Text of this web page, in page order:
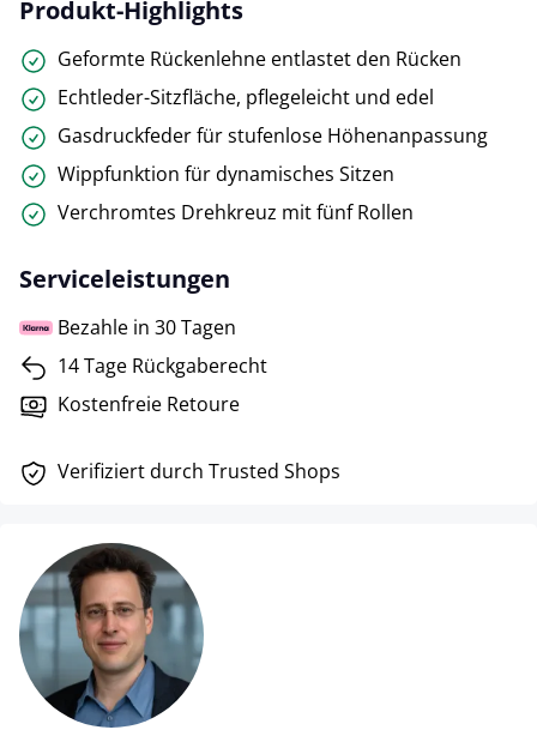
Produkt-Highlights
Geformte Rückenlehne entlastet den Rücken
Echtleder-Sitzfläche, pflegeleicht und edel
Gasdruckfeder für stufenlose Höhenanpassung
Wippfunktion für dynamisches Sitzen
Verchromtes Drehkreuz mit fünf Rollen
Serviceleistungen
Bezahle in 30 Tagen
14 Tage Rückgaberecht
Kostenfreie Retoure
Verifiziert durch Trusted Shops